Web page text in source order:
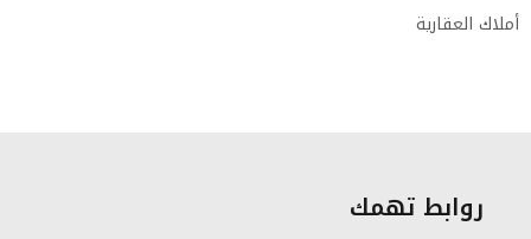
أملاك العقارية
روابط تهمك